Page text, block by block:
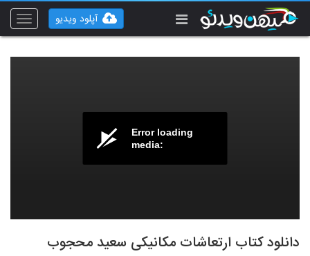
Toggle
آپلود ویدیو
Error loading
media:
دانلود کتاب ارتعاشات مکانیکی سعید محجوب